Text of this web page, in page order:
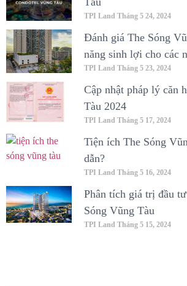
TPI Land Tháng 5 24, 2024
Đánh giá The Sóng
năng sinh lợi cho các
TPI Land Tháng 5 23, 2024
Cập nhật pháp lý căn
Tàu 2024
TPI Land Tháng 5 17, 2024
Tiện ích The Sóng
dẫn?
TPI Land Tháng 5 16, 2024
Phân tích giá trị đầu
Sóng Vũng Tàu
TPI Land Tháng 5 15, 2024